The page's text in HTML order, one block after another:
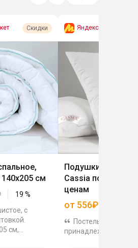
Скидки
см
19 %
с
см,
Яндекс Маркет
Подушки и одеяла
Cassia по
ценам
от 556₽
Постельные
принадлежности